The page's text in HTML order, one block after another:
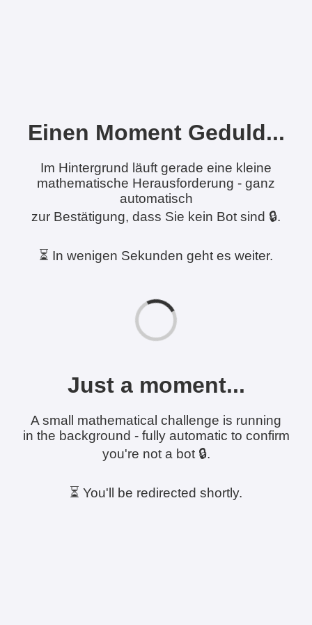
Einen Moment Geduld...
Im Hintergrund läuft gerade eine kleine
mathematische Herausforderung - ganz
automatisch
zur Bestätigung, dass Sie kein Bot sind 🔒.
⏳ In wenigen Sekunden geht es weiter.
Just a moment...
A small mathematical challenge is running
in the background - fully automatic to confirm
you're not a bot 🔒.
⏳ You'll be redirected shortly.